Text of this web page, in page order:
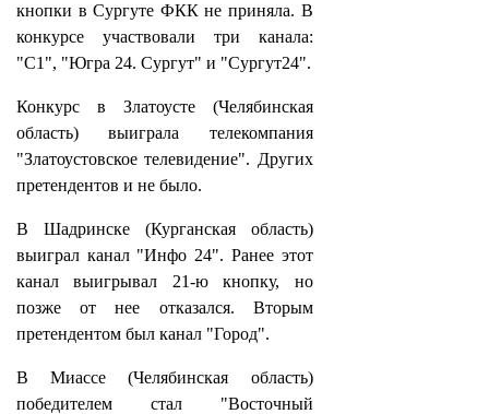
кнопки в Сургуте ФКК не приняла. В
конкурсе участвовали три канала:
"С1", "Югра 24. Сургут" и "Сургут24".
Конкурс в Златоусте (Челябинская
область) выиграла телекомпания
"Златоустовское телевидение". Других
претендентов и не было.
В Шадринске (Курганская область)
выиграл канал "Инфо 24". Ранее этот
канал выигрывал 21-ю кнопку, но
позже от нее отказался. Вторым
претендентом был канал "Город".
В Миассе (Челябинская область)
победителем стал "Восточный